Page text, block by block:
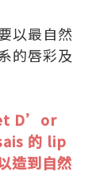
以最自然
的唇彩及
D’or
的 lip
造到自然